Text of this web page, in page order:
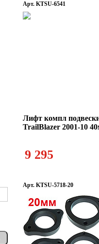
Арт. KTSU-6541
Лифт компл
TrailBlazer 2001-10
9 295
Арт. KTSU-5718-20